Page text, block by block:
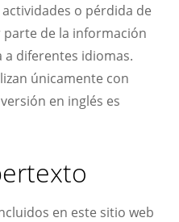
o pérdida de
de la información
diferentes idiomas.
únicamente con
en inglés es
en este sitio web